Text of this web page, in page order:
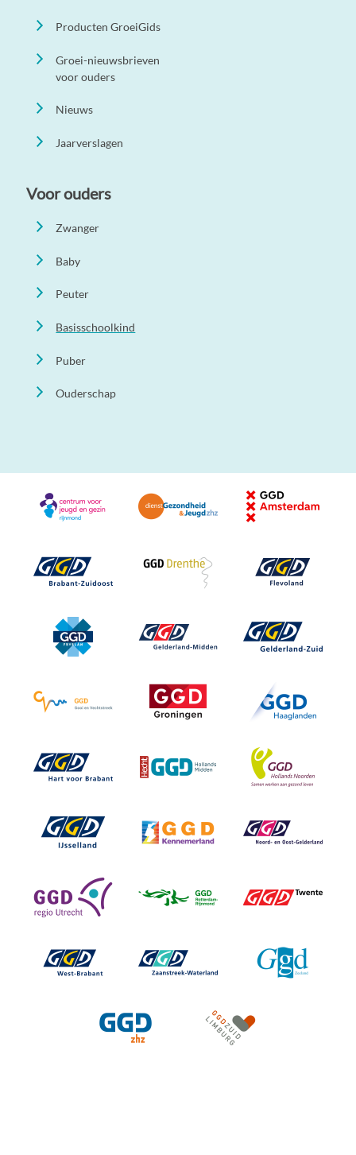
Producten GroeiGids
Groei-nieuwsbrieven
voor ouders
Nieuws
Jaarverslagen
Voor ouders
Zwanger
Baby
Peuter
Basisschoolkind
Puber
Ouderschap